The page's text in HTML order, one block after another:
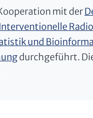
mit der
und
durchgeführt.